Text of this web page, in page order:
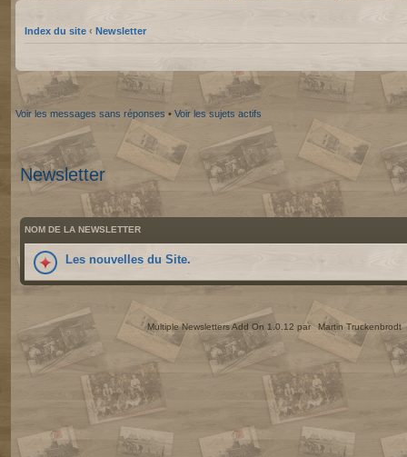
Index du site ‹ Newsletter
Voir les messages sans réponses • Voir les sujets actifs
Newsletter
NOM DE LA NEWSLETTER
Les nouvelles du Site.
Multiple Newsletters Add On 1.0.12 par Martin Truckenbrodt